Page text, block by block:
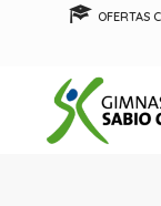
OFERTAS